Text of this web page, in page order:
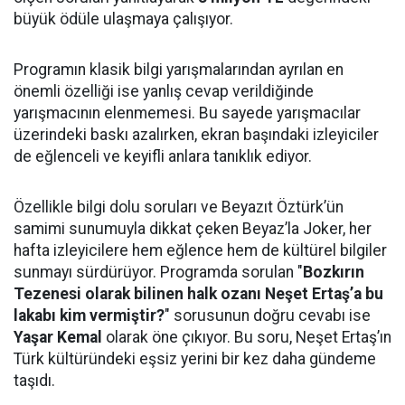
büyük ödüle ulaşmaya çalışıyor.
Programın klasik bilgi yarışmalarından ayrılan en
önemli özelliği ise yanlış cevap verildiğinde
yarışmacının elenmemesi. Bu sayede yarışmacılar
üzerindeki baskı azalırken, ekran başındaki izleyiciler
de eğlenceli ve keyifli anlara tanıklık ediyor.
Özellikle bilgi dolu soruları ve Beyazıt Öztürk’ün
samimi sunumuyla dikkat çeken Beyaz’la Joker, her
hafta izleyicilere hem eğlence hem de kültürel bilgiler
sunmayı sürdürüyor. Programda sorulan " Bozkırın
Tezenesi olarak bilinen halk ozanı Neşet Ertaş’a bu
lakabı kim vermiştir?" sorusunun doğru cevabı ise
Yaşar Kemal olarak öne çıkıyor. Bu soru, Neşet Ertaş’ın
Türk kültüründeki eşsiz yerini bir kez daha gündeme
taşıdı.